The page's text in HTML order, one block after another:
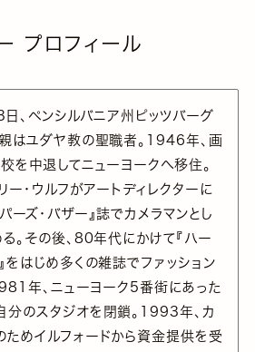
プロフィール
、ペンシルバニア州ピッツバーグ
親はユダヤ教の聖職者。1946年、画
を中退してニューヨークへ移住。
ー・ウルフがアートディレクターに
ーズ・バザー』誌でカメラマンとし
。その後、80年代にかけて『ハー
をはじめ多くの雑誌でファッション
年、ニューヨーク5番街にあった
分のスタジオを閉鎖。1993年、カ
ためイルフォードから資金提供を受